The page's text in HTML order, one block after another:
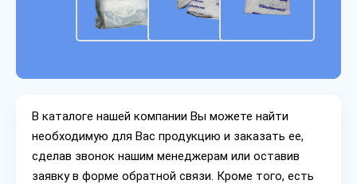
В каталоге нашей компании Вы можете найти
необходимую для Вас продукцию и заказать ее,
сделав звонок нашим менеджерам или оставив
заявку в форме обратной связи. Кроме того, есть